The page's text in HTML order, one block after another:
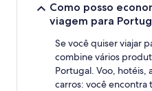
Como posso
viagem para
Se você quiser viajar
combine vários
Portugal. Voo, hotéis,
carros: você encontra